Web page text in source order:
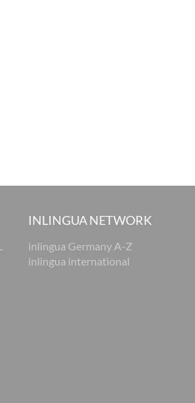
INLINGUA NETWORK
inlingua Germany A-Z
inlingua international